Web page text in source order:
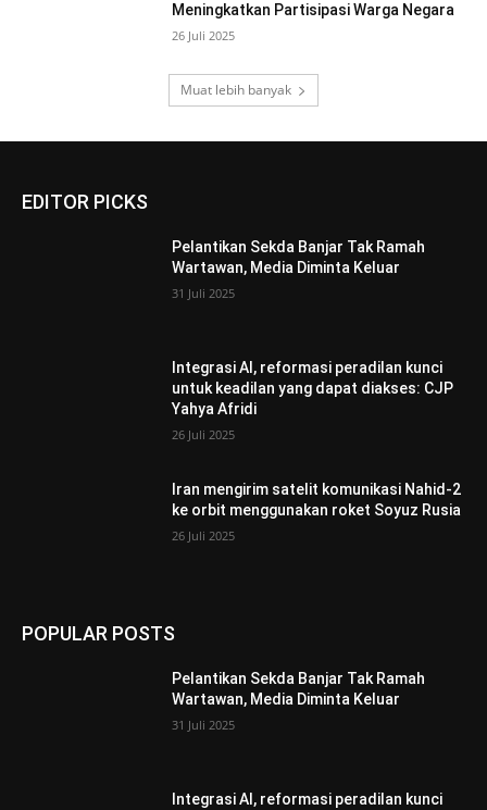
Meningkatkan Partisipasi Warga Negara
26 Juli 2025
Muat lebih banyak
EDITOR PICKS
Pelantikan Sekda Banjar Tak Ramah
Wartawan, Media Diminta Keluar
31 Juli 2025
Integrasi AI, reformasi peradilan kunci
untuk keadilan yang dapat diakses: CJP
Yahya Afridi
26 Juli 2025
Iran mengirim satelit komunikasi Nahid-2
ke orbit menggunakan roket Soyuz Rusia
26 Juli 2025
POPULAR POSTS
Pelantikan Sekda Banjar Tak Ramah
Wartawan, Media Diminta Keluar
31 Juli 2025
Integrasi AI, reformasi peradilan kunci